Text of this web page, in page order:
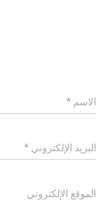
الاسم *
البريد الإلكتروني *
الموقع الإلكتروني